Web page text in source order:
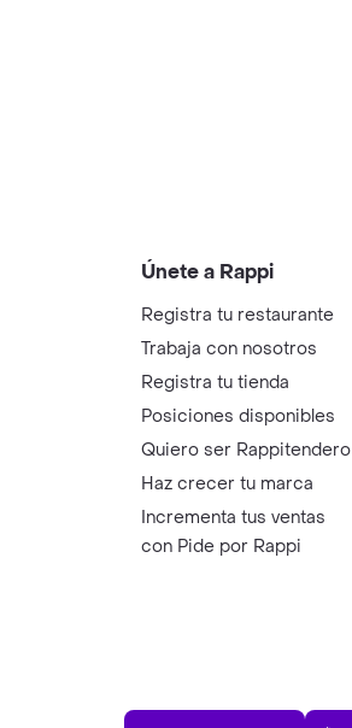
Únete a Rappi
Registra tu restaurante
Trabaja con nosotros
Registra tu tienda
Posiciones disponibles
Quiero ser Rappitendero
Haz crecer tu marca
Incrementa tus ventas
con Pide por Rappi
App Store